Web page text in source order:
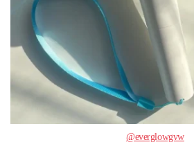
@everglowgvw